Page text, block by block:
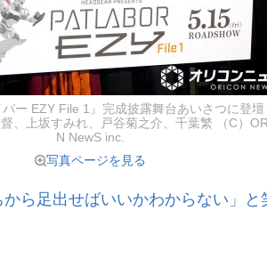
バー EZY File 1』完成披露舞台あいさつに登壇
督、上坂すみれ、戸谷菊之介、千葉繁 （C）
N NewS inc.
写真ページを見る
から足出せばいいかわからない」